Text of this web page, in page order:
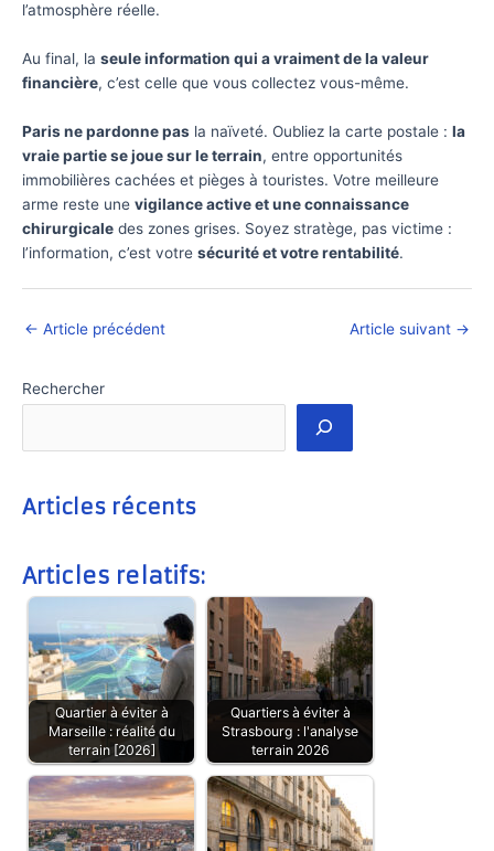
l’atmosphère réelle.
Au final, la seule information qui a vraiment de la valeur
financière, c’est celle que vous collectez vous-même.
Paris ne pardonne pas la naïveté. Oubliez la carte postale : la
vraie partie se joue sur le terrain, entre opportunités
immobilières cachées et pièges à touristes. Votre meilleure
arme reste une vigilance active et une connaissance
chirurgicale des zones grises. Soyez stratège, pas victime :
l’information, c’est votre sécurité et votre rentabilité.
← Article précédent Article suivant →
Rechercher
Articles récents
Articles relatifs:
Quartier à éviter à
Marseille : réalité du
terrain [2026]
Quartiers à éviter à
Strasbourg : l'analyse
terrain 2026